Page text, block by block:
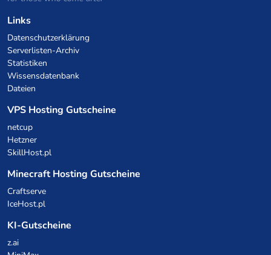
Links
Datenschutzerklärung
Serverlisten-Archiv
Statistiken
Wissensdatenbank
Dateien
VPS Hosting Gutscheine
netcup
Hetzner
SkillHost.pl
Minecraft Hosting Gutscheine
Craftserve
IceHost.pl
KI-Gutscheine
z.ai